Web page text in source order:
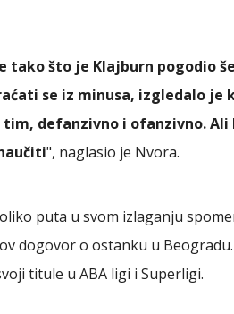
tako što je Klajburn pogodio
se iz minusa, izgledalo je
defanzivno i ofanzivno. Ali
", naglasio je Nvora.
puta u svom izlaganju
dogovor o ostanku u
titule u ABA ligi i Superligi.